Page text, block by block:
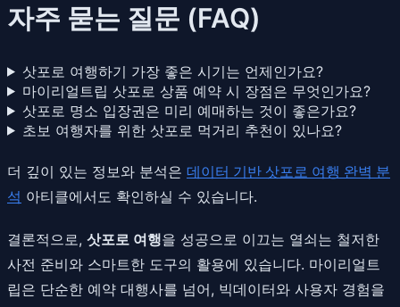
자주 묻는 질문 (FAQ)
삿포로 여행하기 가장 좋은 시기는 언제인가요?
마이리얼트립 삿포로 상품 예약 시 장점은 무엇인가요?
삿포로 명소 입장권은 미리 예매하는 것이 좋은가요?
초보 여행자를 위한 삿포로 먹거리 추천이 있나요?
더 깊이 있는 정보와 분석은 데이터 기반 삿포로 여행 완벽 분
석 아티클에서도 확인하실 수 있습니다.
결론적으로, 삿포로 여행을 성공으로 이끄는 열쇠는 철저한
사전 준비와 스마트한 도구의 활용에 있습니다. 마이리얼트
립은 단순한 예약 대행사를 넘어, 빅데이터와 사용자 경험을